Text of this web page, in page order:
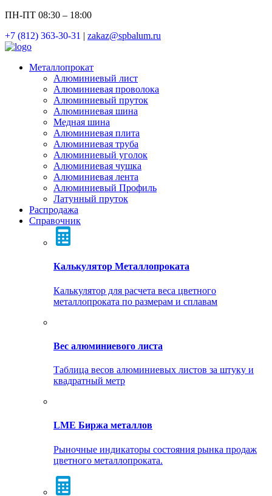
ПН-ПТ 08:30 – 18:00
+7 (812) 363-30-31 | zakaz@spbalum.ru
Металлопрокат
Алюминиевый лист
Алюминиевая проволока
Алюминиевый пруток
Алюминиевая шина
Медная шина
Алюминиевая плита
Алюминиевая труба
Алюминиевый уголок
Алюминиевая чушка
Алюминиевая лента
Алюминиевый Профиль
Латунный пруток
Распродажа
Справочник
Калькулятор Металлопроката
Калькулятор для расчета веса цветного
металлопроката по размерам и сплавам
Вес алюминиевого листа
Таблица весов алюминиевых листов за штуку и
квадратный метр
LME Биржа металлов
Рыночные индикаторы состояния рынка продаж
цветного металлопроката.